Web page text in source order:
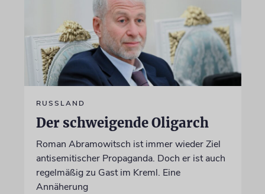
RUSSLAND
Der schweigende Oligarch
Roman Abramowitsch ist immer wieder Ziel
antisemitischer Propaganda. Doch er ist auch
regelmäßig zu Gast im Kreml. Eine
Annäherung